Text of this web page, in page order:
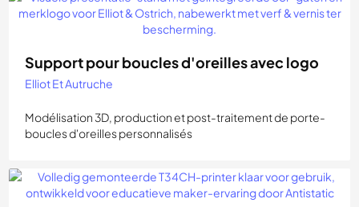
Support pour boucles d'oreilles avec logo
Elliot Et Autruche
Modélisation 3D, production et post-traitement de porte-
boucles d'oreilles personnalisés